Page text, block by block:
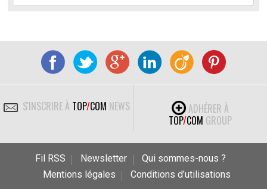
S'INSCRIRE À TOP/COM NEWS
ADHÉRER À
TOP/COM GROUP
Fil RSS Newsletter
Qui sommes-nous ?
Mentions légales
Conditions d’utilisations